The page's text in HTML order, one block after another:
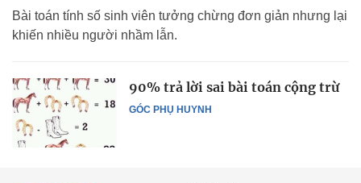
Bài toán tính số sinh viên tưởng chừng đơn giản nhưng lại
khiến nhiều người nhầm lẫn.
GÓC PHỤ HUYNH
90% trả lời sai bài toán cộng trừ